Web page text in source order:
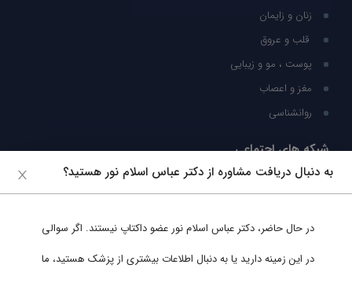
زنان و زایمان
قلب و عروق
پوست ، مو و زیبایی
مغز و اعصاب
روانشناسی
شبکه های اجتماعی
ما را در شبکه های اجتماعی دنبال کنید
به دنبال دریافت مشاوره از دکتر عباس اسلام نور هستید؟
در حال حاضر، دکتر عباس اسلام نور عضو داکتاپ نیستند. اگر سوالی
در این زمینه دارید یا به دنبال اطلاعات بیشتری از پزشک هستید، ما